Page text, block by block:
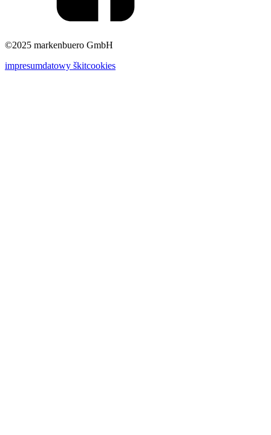
©2025 markenbuero GmbH
impresumdatowy škitcookies